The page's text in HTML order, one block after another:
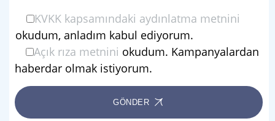
KVKK kapsamındaki aydınlatma metnini
okudum, anladım kabul ediyorum.
Açık rıza metnini okudum. Kampanyalardan
haberdar olmak istiyorum.
GÖNDER